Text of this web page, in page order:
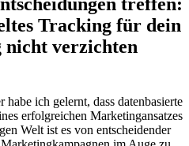
Tracking für⁢ dein
verzichten
ich gelernt, dass datenbasierte
erfolgreichen Marketingansatzes
⁤Welt ist es von entscheidender‍